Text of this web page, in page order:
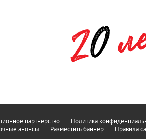
партнерство
Политика
анонсы Разместить баннер Правила